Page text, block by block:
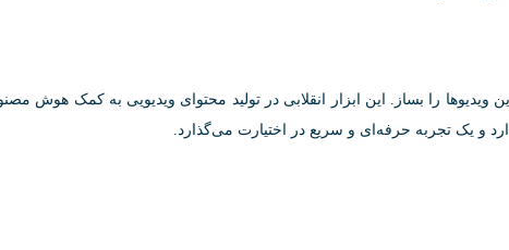
ویدیوها را بساز. این ابزار انقلابی در تولید محتوای ویدیویی به کمک هوش
و یک تجربه حرفه‌ای و سریع در اختیارت می‌گذارد.